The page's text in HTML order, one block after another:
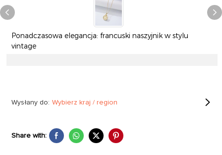
Ponadczasowa elegancja: francuski naszyjnik w stylu
vintage
Wysłany do: Wybierz kraj / region
Share with: